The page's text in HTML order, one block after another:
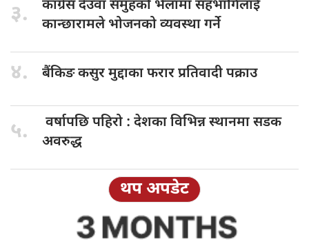
३. कांग्रेस देउवासमुहको भेलामा सहभागिलाई
कान्छारामले भोजनको व्यवस्था गर्ने
४. बैंकिङ कसुरमुद्दाका फरार प्रतिवादी पक्राउ
५. वर्षापछि पहिरो : देशका विभिन्न स्थानमा सडक
अवरुद्ध
थप अपडेट